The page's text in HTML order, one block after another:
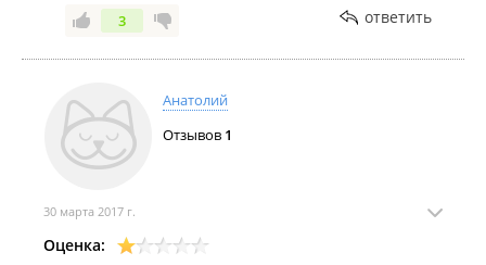
письменной у них проблема? Вы не ответили ни
на 1 мой вопрос, видимо, вам сложно объяснить
все, даже элементарное, а не только некоторые
разумеется, работать не буду. К моему отзыву
вашему руководству стоит прислушаться и
научить своих менеджером элементарным
необходимости, и написанию нескольких общих
фраз.
3 ответить
Анатолий
Отзывов 1
30 марта 2017 г.
Оценка: